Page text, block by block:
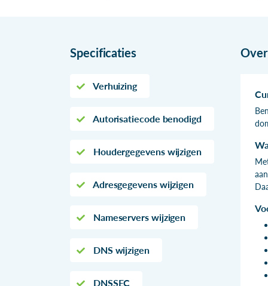
Specificaties
Verhuizing
Autorisatiecode benodigd
Houdergegevens wijzigen
Adresgegevens wijzigen
Nameservers wijzigen
DNS wijzigen
DNSSEC
Over